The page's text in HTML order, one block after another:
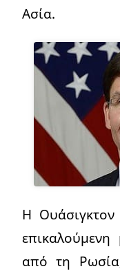
Ασία.
Η
από τη